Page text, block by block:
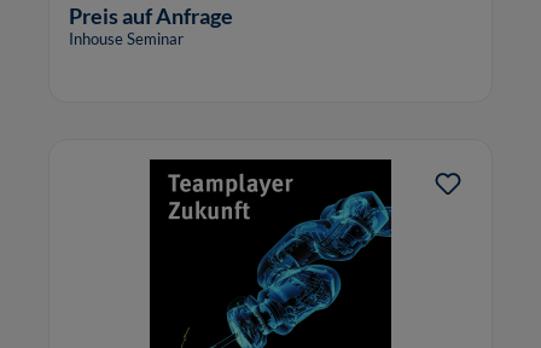
Preis auf Anfrage
Inhouse Seminar